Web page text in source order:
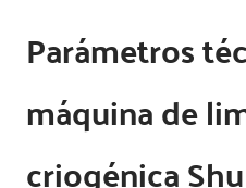
Parámetros
máquina de
criogénica